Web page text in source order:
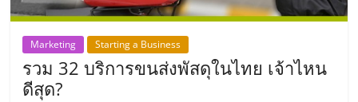
ไชส์,
รวม
Marketing Starting a Business
รวม 32 บริการขนส่งพัสดุในไทย เจ้าไหน
ดีสุด?